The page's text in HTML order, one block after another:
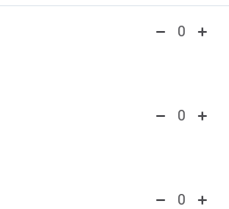
0
0
0